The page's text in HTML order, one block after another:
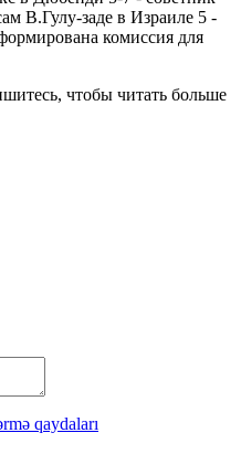
В.Гулу-заде в Израиле 5 -
комиссия для
чтобы читать больше
qaydaları